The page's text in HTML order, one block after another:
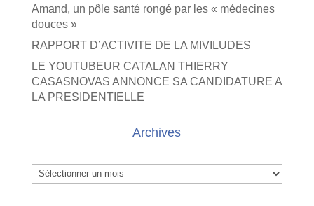
Amand, un pôle santé rongé par les « médecines
douces »
RAPPORT D’ACTIVITE DE LA MIVILUDES
LE YOUTUBEUR CATALAN THIERRY
CASASNOVAS ANNONCE SA CANDIDATURE A
LA PRESIDENTIELLE
Archives
Archives